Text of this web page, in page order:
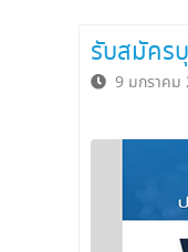
รับสมัคร
9 มกราคม